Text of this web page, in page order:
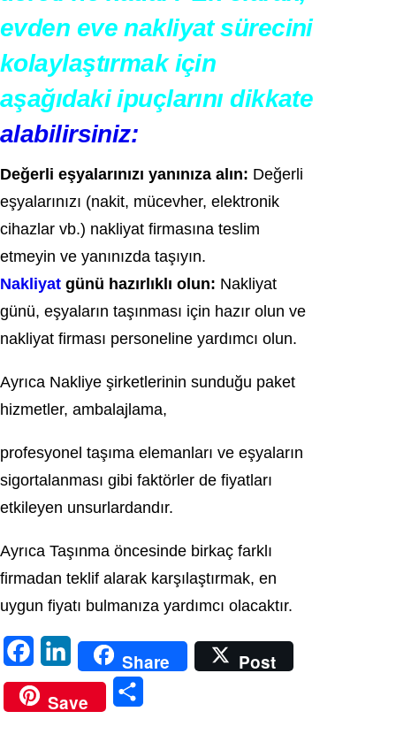
evden eve nakliyat sürecini
kolaylaştırmak için
aşağıdaki ipuçlarını dikkate
alabilirsiniz:
Değerli eşyalarınızı yanınıza alın: Değerli
eşyalarınızı (nakit, mücevher, elektronik
cihazlar vb.) nakliyat firmasına teslim
etmeyin ve yanınızda taşıyın.
Nakliyat günü hazırlıklı olun: Nakliyat
günü, eşyaların taşınması için hazır olun ve
nakliyat firması personeline yardımcı olun.
Ayrıca Nakliye şirketlerinin sunduğu paket
hizmetler, ambalajlama,
profesyonel taşıma elemanları ve eşyaların
sigortalanması gibi faktörler de fiyatları
etkileyen unsurlardandır.
Ayrıca Taşınma öncesinde birkaç farklı
firmadan teklif alarak karşılaştırmak, en
uygun fiyatı bulmanıza yardımcı olacaktır.
a
c
i
n
Share
Post
Save